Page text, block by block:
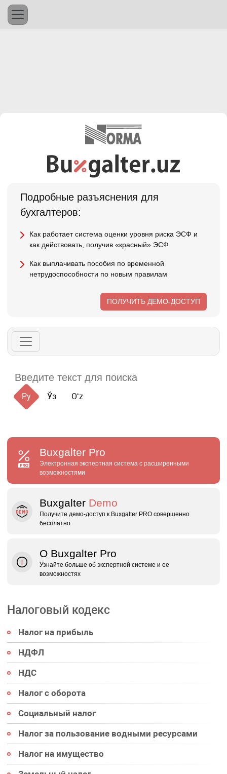
Подробные разъяснения для
бухгалтеров:
Как работает система оценки уровня риска ЭСФ и
как действовать, получив «красный» ЭСФ
Как выплачивать пособия по временной
нетрудоспособности по новым правилам
ПОЛУЧИТЬ ДЕМО-ДОСТУП
Ру Ўз Oʻz
Buxgalter Pro
Электронная экспертная система с расширенными
возможностями
Buxgalter Demo
Получите демо‑доступ к Buxgalter PRO совершенно
бесплатно
О Buxgalter Pro
Узнайте больше об экспертной системе и ее
возможностях
Налоговый кодекс
Налог на прибыль
НДФЛ
НДС
Налог с оборота
Социальный налог
Налог за пользование водными ресурсами
Налог на имущество